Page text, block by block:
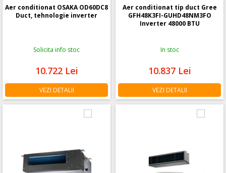
Aer conditionat OSAKA OD60DC8
Duct, tehnologie inverter
Solicita info stoc
10.722 Lei
VEZI DETALII
Aer conditionat tip duct Gree
GFH48K3FI-GUHD48NM3FO
Inverter 48000 BTU
In stoc
10.837 Lei
VEZI DETALII